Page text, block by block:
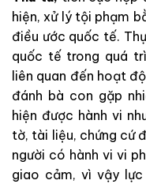
hiện, xử lý tội phạm
điều ước quốc tế.
quốc tế trong quá
liên quan đến hoạt
đánh bà con gặp
hiện được hành vi
tờ, tài liệu, chứng cứ
người có hành vi vi
giao cảm, vì vậy